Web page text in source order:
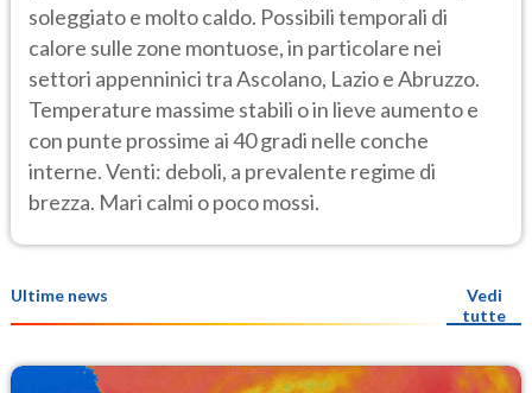
soleggiato e molto caldo. Possibili temporali di
calore sulle zone montuose, in particolare nei
settori appenninici tra Ascolano, Lazio e Abruzzo.
Temperature massime stabili o in lieve aumento e
con punte prossime ai 40 gradi nelle conche
interne. Venti: deboli, a prevalente regime di
brezza. Mari calmi o poco mossi.
Ultime news
Vedi
tutte